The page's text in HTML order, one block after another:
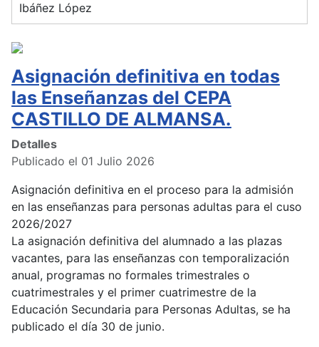
Ibáñez López
Asignación definitiva en todas
las Enseñanzas del CEPA
CASTILLO DE ALMANSA.
Detalles
Publicado el 01 Julio 2026
Asignación definitiva en el proceso para la admisión
en las enseñanzas para personas adultas para el cuso
2026/2027
La asignación definitiva del alumnado a las plazas
vacantes, para las enseñanzas con temporalización
anual, programas no formales trimestrales o
cuatrimestrales y el primer cuatrimestre de la
Educación Secundaria para Personas Adultas, se ha
publicado el día 30 de junio.